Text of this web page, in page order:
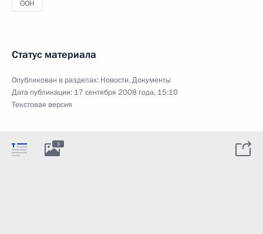
ООН
Статус материала
Опубликован в разделах: Новости,Документы
Дата публикации: 17 сентября 2008 года, 15:10
Текстовая версия
3